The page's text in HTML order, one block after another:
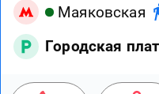
Маяковская
Городская